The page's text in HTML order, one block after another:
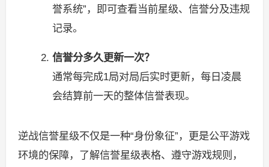
誉系统”，即可查看当前星级、信誉分及违规
记录。
信誉分多久更新一次？
通常每完成1局对局后实时更新，每日凌晨
会结算前一天的整体信誉表现。
逆战信誉星级不仅是一种“身份象征”，更是公平游戏
环境的保障，了解信誉星级表格、遵守游戏规则，